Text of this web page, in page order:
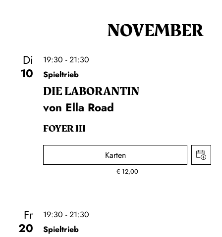
NOVEMBER
Di
10
19:30 - 21:30
Spieltrieb
DIE LA­BO­RAN­TIN
von Ella Road
FOYER III
Karten
€ 12,00
Fr
20
19:30 - 21:30
Spieltrieb